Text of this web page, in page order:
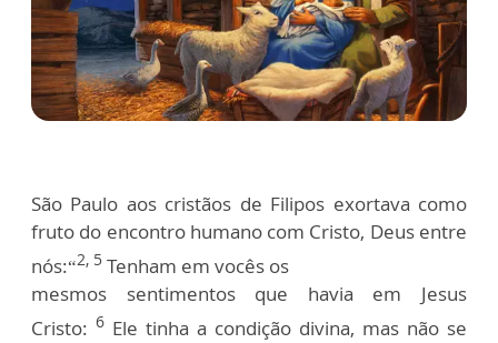
São Paulo aos cristãos de Filipos exortava como
fruto do encontro humano com Cristo, Deus entre
nós:“2, 5 Tenham em vocês os
mesmos sentimentos que havia em Jesus
Cristo: 6 Ele tinha a condição divina, mas não se